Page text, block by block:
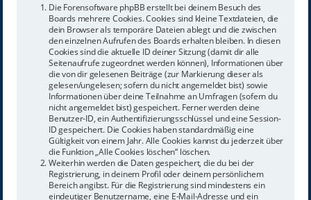
Die Forensoftware phpBB erstellt bei deinem Besuch des
Boards mehrere Cookies. Cookies sind kleine Textdateien, die
dein Browser als temporäre Dateien ablegt und die zwischen
den einzelnen Aufrufen des Boards erhalten bleiben. In diesen
Cookies sind die aktuelle ID deiner Sitzung (damit dir alle
Seitenaufrufe zugeordnet werden können), Informationen über
die von dir gelesenen Beiträge (zur Markierung dieser als
gelesen/ungelesen; sofern du nicht angemeldet bist) sowie
Informationen über deine Teilnahme an Umfragen (sofern du
nicht angemeldet bist) gespeichert. Ferner werden deine
Benutzer-ID, ein Authentifizierungsschlüssel und eine Session-
ID gespeichert. Die Cookies haben standardmäßig eine
Gültigkeit von einem Jahr. Alle Cookies kannst du jederzeit über
die Funktion „Alle Cookies löschen“ löschen.
Weiterhin werden die Daten gespeichert, die du bei der
Registrierung, in deinem Profil oder deinem persönlichem
Bereich angibst. Für die Registrierung sind mindestens ein
eindeutiger Benutzername, eine E-Mail-Adresse und ein